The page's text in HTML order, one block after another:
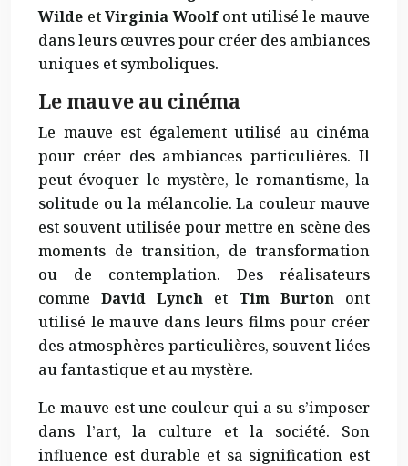
Wilde etVirginia Woolfont utilisé le mauve
dans leurs œuvres pour créer des ambiances
uniques et symboliques.
Le mauve au cinéma
Le mauve est également utilisé au cinéma
pour créer des ambiances particulières. Il
peut évoquer le mystère, le romantisme, la
solitude ou la mélancolie. La couleur mauve
est souvent utilisée pour mettre en scène des
moments de transition, de transformation
ou de contemplation. Des réalisateurs
comme David Lynch et Tim Burton ont
utilisé le mauve dans leurs films pour créer
des atmosphères particulières, souvent liées
au fantastique et au mystère.
Le mauve est une couleur qui a su s’imposer
dans l’art, la culture et la société. Son
influence est durable et sa signification est